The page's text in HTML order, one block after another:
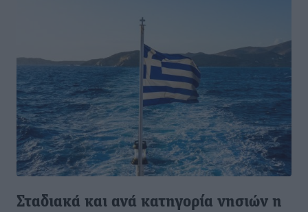
Σταδιακά και ανά κατηγορία νησιών η